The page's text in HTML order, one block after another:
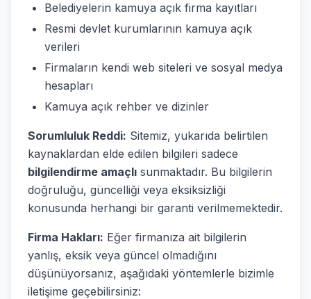
Belediyelerin kamuya açık firma kayıtları
Resmi devlet kurumlarının kamuya açık
verileri
Firmaların kendi web siteleri ve sosyal medya
hesapları
Kamuya açık rehber ve dizinler
Sorumluluk Reddi: Sitemiz, yukarıda belirtilen
kaynaklardan elde edilen bilgileri sadece
bilgilendirme amaçlı sunmaktadır. Bu bilgilerin
doğruluğu, güncelliği veya eksiksizliği
konusunda herhangi bir garanti verilmemektedir.
Firma Hakları: Eğer firmanıza ait bilgilerin
yanlış, eksik veya güncel olmadığını
düşünüyorsanız, aşağıdaki yöntemlerle bizimle
iletişime geçebilirsiniz: